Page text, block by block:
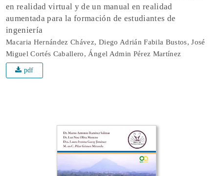
en realidad virtual y de un manual en realidad
aumentada para la formación de estudiantes de
ingeniería
Macaria Hernández Chávez, Diego Adrián Fabila Bustos, José
Miguel Cortés Caballero, Ángel Admin Pérez Martínez
pdf